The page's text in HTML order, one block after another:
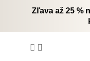
Zľava až 25 %